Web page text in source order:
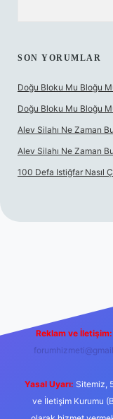
SON YORUMLAR
Doğu Bloku Mu Bloğu
Doğu Bloku Mu Bloğu
Alev Silahı Ne Zaman
Alev Silahı Ne Zaman
100 Defa Istiğfar Nasıl
Reklam ve İletişim:
Yasal Uyarı: Sitemiz,
ve İletişim Kurumu